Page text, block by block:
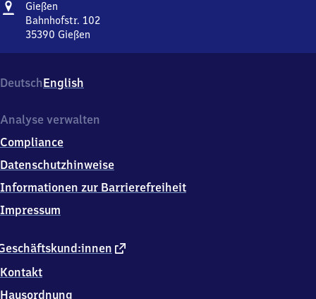
Adresse
Gießen
Bahnhofstr. 102
35390 Gießen
102,
3
3
0
Gießen
DeutschEnglish
externer
Kontakt
Hausordnung
Analyse verwalten
Compliance
Datenschutzhinweise
Informationen zur Barrierefreiheit
Impressum